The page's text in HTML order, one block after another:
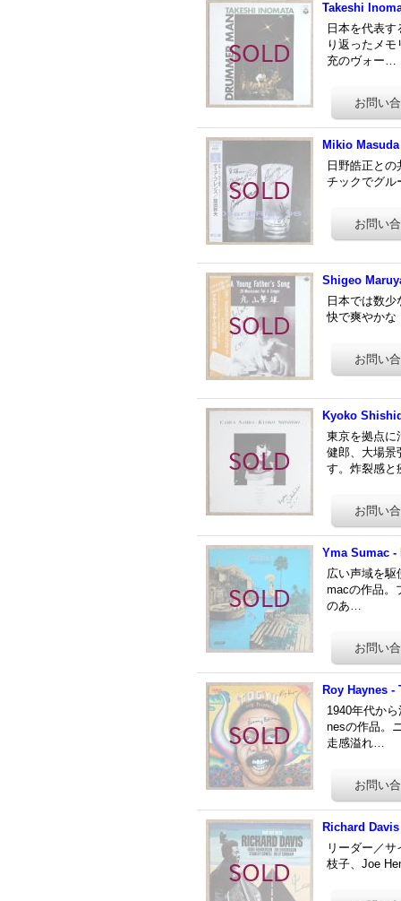
Takeshi
日本を代表
り返ったメ
充のヴォー…
Mikio
日野皓正と
チックでグ
Shigeo
日本では数
快で爽やかな
Kyoko
東京を拠点に
健郎、大場景
す。炸裂感
Yma Sumac -
広い声域を駆
macの作品。
のあ…
Roy Haynes -
1940年代か
nesの作品。
走感溢れ…
Richard
リーダー／
枝子、Joe